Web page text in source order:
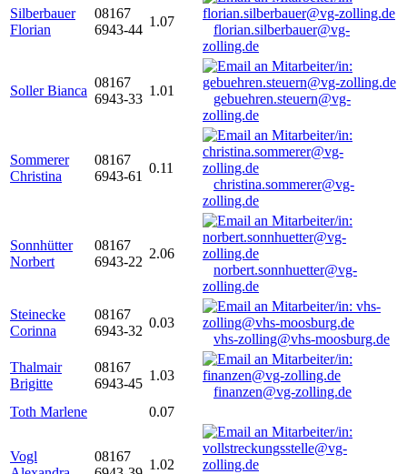
Silberbauer
Florian
08167
6943-44
1.07
florian.silberbauer@vg-
zolling.de
Soller Bianca
08167
6943-33
1.01
gebuehren.steuern@vg-
zolling.de
Sommerer
Christina
08167
6943-61
0.11
christina.sommerer@vg-
zolling.de
Sonnhütter
Norbert
08167
6943-22
2.06
norbert.sonnhuetter@vg-
zolling.de
Steinecke
Corinna
08167
6943-32
0.03
vhs-zolling@vhs-moosburg.de
Thalmair
Brigitte
08167
6943-45
1.03
finanzen@vg-zolling.de
Toth Marlene
0.07
Vogl
08167
1.02